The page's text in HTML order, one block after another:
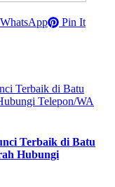
WhatsApp
Pin It
Terbaik di Batu
Hubungi